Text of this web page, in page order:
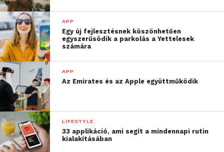
APP
Egy új fejlesztésnek köszönhetően
egyszerűsödik a parkolás a Yettelesek
számára
APP
Az Emirates és az Apple együttműködik
LIFESTYLE
33 applikáció, ami segít a mindennapi rutin
kialakításában